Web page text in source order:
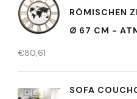
RÖMISCHEN
Ø 67 CM -
€80,61
SOFA